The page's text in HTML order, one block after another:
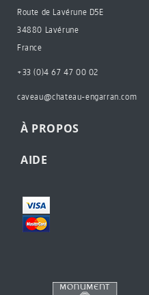
Route de Lavérune D5E
34880 Lavérune
France
+33 (0)4 67 47 00 02
caveau@chateau-engarran.com
À PROPOS
AIDE